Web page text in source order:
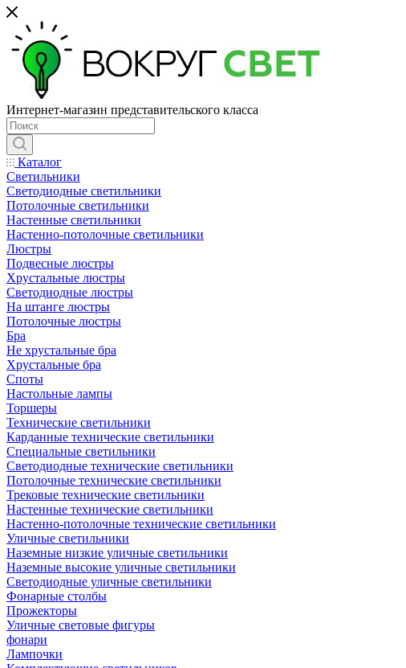
Интернет-магазин представительского класса
Каталог
Светильники
Светодиодные светильники
Потолочные светильники
Настенные светильники
Настенно-потолочные светильники
Люстры
Подвесные люстры
Хрустальные люстры
Светодиодные люстры
На штанге люстры
Потолочные люстры
Бра
Не хрустальные бра
Хрустальные бра
Споты
Настольные лампы
Торшеры
Технические светильники
Карданные технические светильники
Специальные светильники
Светодиодные технические светильники
Потолочные технические светильники
Трековые технические светильники
Настенные технические светильники
Настенно-потолочные технические светильники
Уличные светильники
Наземные низкие уличные светильники
Наземные высокие уличные светильники
Светодиодные уличные светильники
Фонарные столбы
Прожекторы
Уличные световые фигуры
фонари
Лампочки